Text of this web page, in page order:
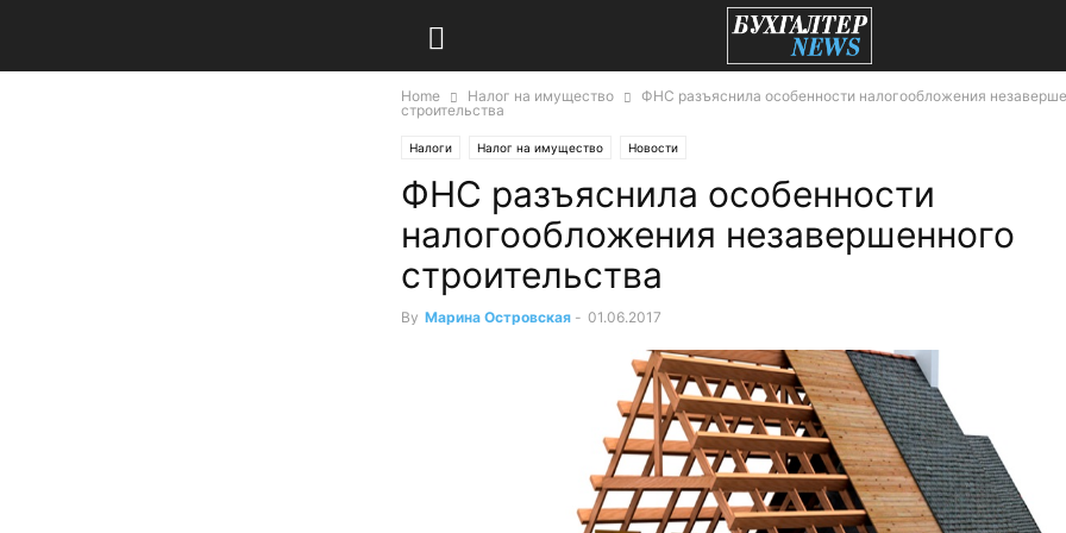
Home Налог на имущество
ФНС разъяснила особенности налогообложения
строительства
Налоги Налог на имущество Новости
ФНС разъяснила особенности
налогообложения незавершенного
строительства
By Марина Островская - 01.06.2017